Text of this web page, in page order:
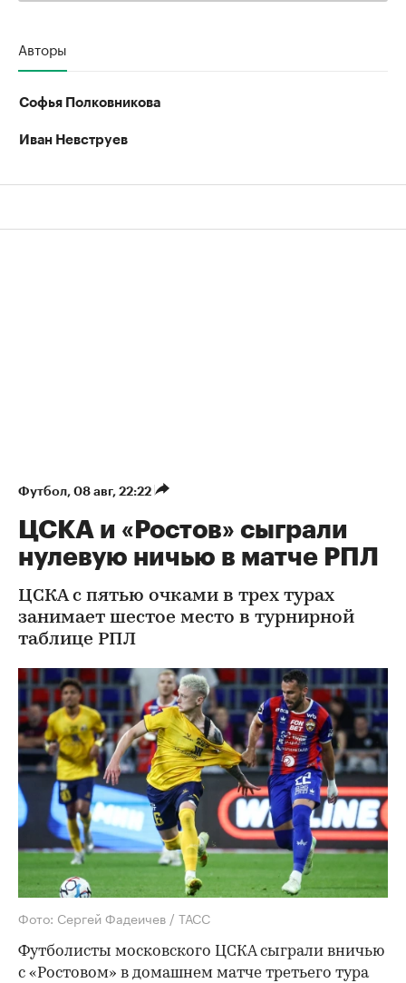
Авторы
Софья Полковникова
Иван Невструев
Футбол⁠, 08 авг, 22:22
ЦСКА и «Ростов» сыграли
нулевую ничью в матче РПЛ
ЦСКА с пятью очками в трех турах
занимает шестое место в турнирной
таблице РПЛ
Фото: Сергей Фадеичев / ТАСС
Футболисты московского ЦСКА сыграли вничью
с «Ростовом» в домашнем матче третьего тура